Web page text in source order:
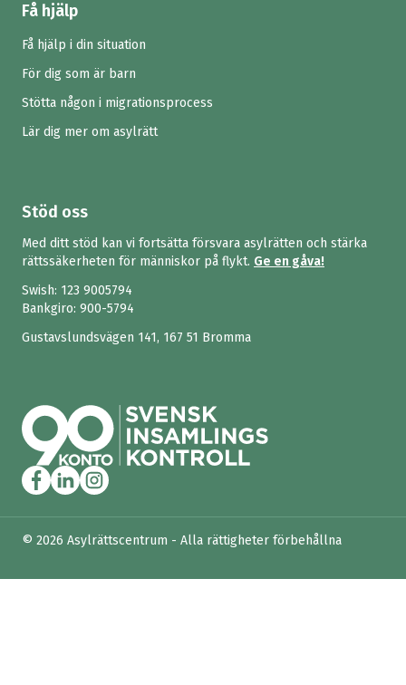
Få hjälp
Få hjälp i din situation
För dig som är barn
Stötta någon i migrationsprocess
Lär dig mer om asylrätt
Stöd oss
Med ditt stöd kan vi fortsätta försvara asylrätten och stärka
rättssäkerheten för människor på flykt. Ge en gåva!
Swish: 123 9005794
Bankgiro: 900-5794
Gustavslundsvägen 141, 167 51 Bromma
© 2026 Asylrättscentrum - Alla rättigheter förbehållna